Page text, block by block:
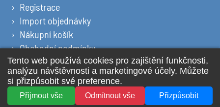
Registrace
Import objednávky
Nákupní košík
Obchodní podmínky
Ochrana osobních údajů
Prohlášení o cookies
2026 © All Rights Reserved YPSILON PLUS s.r.o.